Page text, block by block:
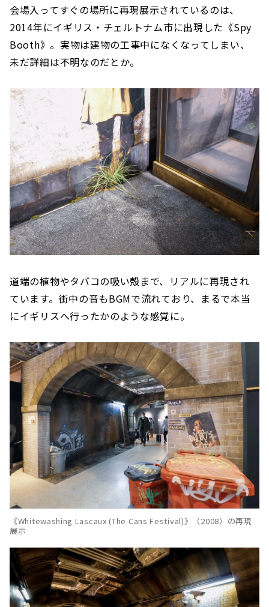
会場入ってすぐの場所に再現展示されているのは、
2014年にイギリス・チェルトナム市に出現した《Spy
Booth》。実物は建物の工事中になくなってしまい、
未だ詳細は不明なのだとか。
道端の植物やタバコの吸い殻まで、リアルに再現され
ています。街中の音もBGMで流れており、まるで本当
にイギリスへ行ったかのような感覚に。
《Whitewashing Lascaux (The Cans Festival)》（2008）の再現
展示